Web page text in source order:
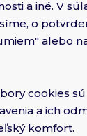
a iné. V
o
alebo
cookies
a ich
komfort.